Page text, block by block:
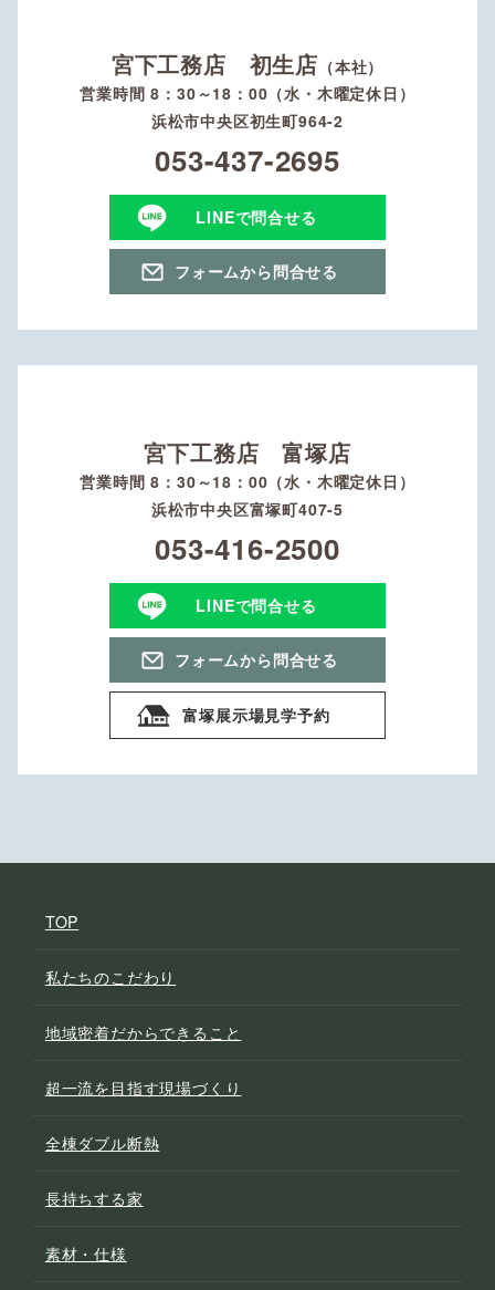
宮下工務店 初生店 （本社）
営業時間 8：30～18：00（水・木曜定休日）
浜松市中央区初生町964-2
053-437-2695
LINEで問合せる
フォームから問合せる
宮下工務店 富塚店
営業時間 8：30～18：00（水・木曜定休日）
浜松市中央区富塚町407-5
053-416-2500
LINEで問合せる
フォームから問合せる
富塚展示場見学予約
TOP
私たちのこだわり
地域密着だからできること
超一流を目指す現場づくり
全棟ダブル断熱
長持ちする家
素材・仕様